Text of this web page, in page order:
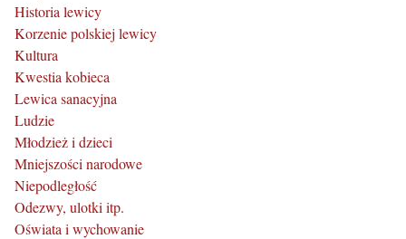
Historia lewicy
Korzenie polskiej lewicy
Kultura
Kwestia kobieca
Lewica sanacyjna
Ludzie
Młodzież i dzieci
Mniejszości narodowe
Niepodległość
Odezwy, ulotki itp.
Oświata i wychowanie